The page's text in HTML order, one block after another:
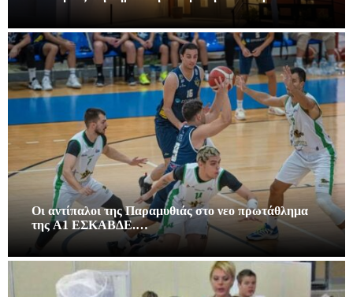
Οι αντίπαλοι της Παραμυθιάς στο νεο πρωτάθλημα
της A1 ΕΣΚΑΒΔΕ.…